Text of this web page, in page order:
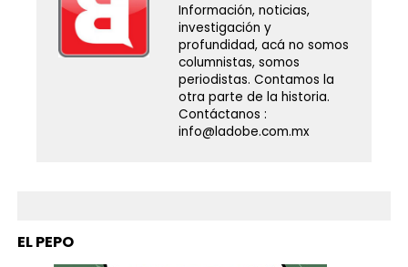
Información, noticias,
investigación y
profundidad, acá no somos
columnistas, somos
periodistas. Contamos la
otra parte de la historia.
Contáctanos :
info@ladobe.com.mx
EL PEPO